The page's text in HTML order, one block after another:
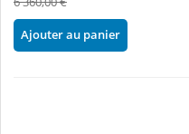
Ajouter au panier